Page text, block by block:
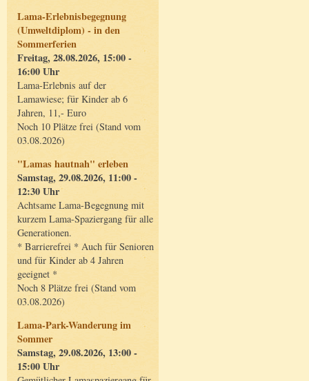
Lama-Erlebnisbegegnung
(Umweltdiplom) - in den
Sommerferien
Freitag, 28.08.2026, 15:00 -
16:00 Uhr
Lama-Erlebnis auf der
Lamawiese; für Kinder ab 6
Jahren, 11,- Euro
Noch 10 Plätze frei (Stand vom
03.08.2026)
"Lamas hautnah" erleben
Samstag, 29.08.2026, 11:00 -
12:30 Uhr
Achtsame Lama-Begegnung mit
kurzem Lama-Spaziergang für alle
Generationen.
* Barrierefrei * Auch für Senioren
und für Kinder ab 4 Jahren
geeignet *
Noch 8 Plätze frei (Stand vom
03.08.2026)
Lama-Park-Wanderung im
Sommer
Samstag, 29.08.2026, 13:00 -
15:00 Uhr